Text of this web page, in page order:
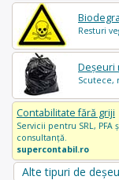
Resturi
Deșeuri
Scutece,
Contabilitate fără griji
Servicii pentru SRL, PFA
consultanță.
supercontabil.ro
Alte tipuri de